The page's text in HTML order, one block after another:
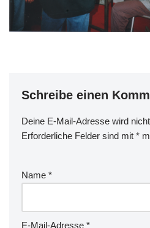
Schreibe einen
Deine E-Mail-Adresse wird
Erforderliche Felder sind mit *
Name *
E-Mail-Adresse *